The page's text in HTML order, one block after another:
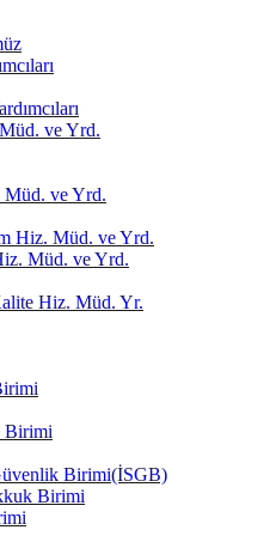
ve Yrd.
Müd. ve Yrd.
Hiz. Müd. ve Yrd.
Müd. ve Yrd.
Hiz. Müd. Yr.
Birimi
Birimi(İSGB)
Birimi